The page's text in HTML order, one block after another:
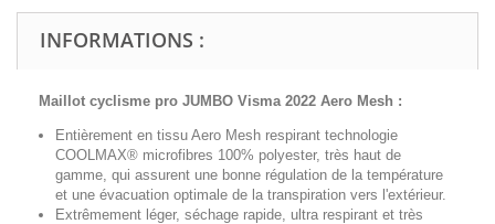
INFORMATIONS :
Maillot cyclisme pro JUMBO Visma 2022 Aero Mesh :
Entièrement en tissu Aero Mesh respirant technologie
COOLMAX® microfibres 100% polyester, très haut de
gamme, qui assurent une bonne régulation de la température
et une évacuation optimale de la transpiration vers l'extérieur.
Extrêmement léger, séchage rapide, ultra respirant et très